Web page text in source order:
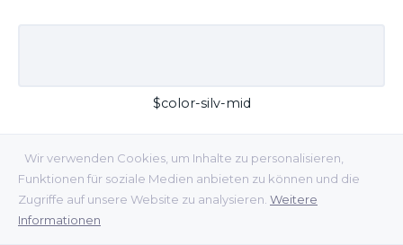
Wir verwenden Cookies, um Inhalte zu personalisieren,
Funktionen für soziale Medien anbieten zu können und die
Zugriffe auf unsere Website zu analysieren. Weitere
Informationen
$color-silv-mid